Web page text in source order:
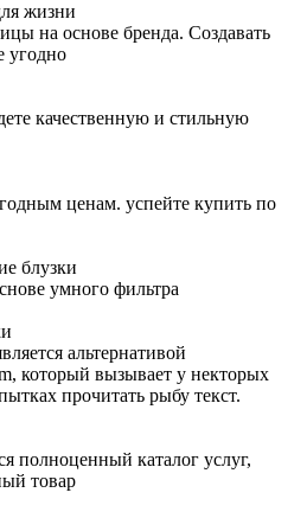
жизни
на основе бренда. Создавать
угодно
качественную и стильную
ценам. успейте купить по
блузки
умного фильтра
альтернативой
который вызывает у некторых
прочитать рыбу текст.
полноценный каталог услуг,
товар